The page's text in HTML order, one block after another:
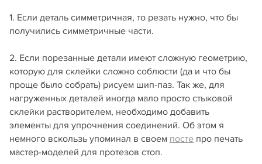
1. Если деталь симметричная, то резать нужно, что бы
получились симметричные части.
2. Если порезанные детали имеют сложную геометрию,
которую для склейки сложно соблюсти (да и что бы
проще было собрать) рисуем шип-паз. Так же, для
нагруженных деталей иногда мало просто стыковой
склейки растворителем, необходимо добавить
элементы для упрочнения соединений. Об этом я
немного вскользь упоминал в своем посте про печать
мастер-моделей для протезов стоп.